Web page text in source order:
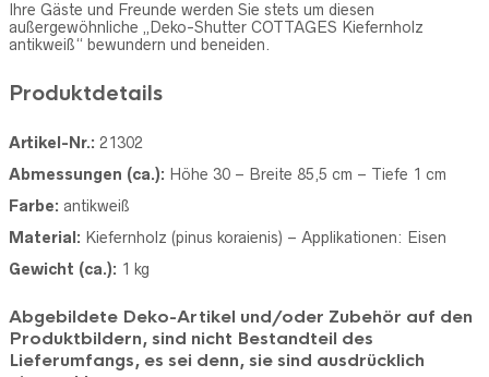
Ihre Gäste und Freunde werden Sie stets um diesen
außergewöhnliche „Deko-Shutter COTTAGES Kiefernholz
antikweiß“ bewundern und beneiden.
Produktdetails
Artikel-Nr.: 21302
Abmessungen (ca.): Höhe 30 – Breite 85,5 cm – Tiefe 1 cm
Farbe: antikweiß
Material: Kiefernholz (pinus koraienis) – Applikationen: Eisen
Gewicht (ca.): 1 kg
Abgebildete Deko-Artikel und/oder Zubehör auf den
Produktbildern, sind nicht Bestandteil des
Lieferumfangs, es sei denn, sie sind ausdrücklich